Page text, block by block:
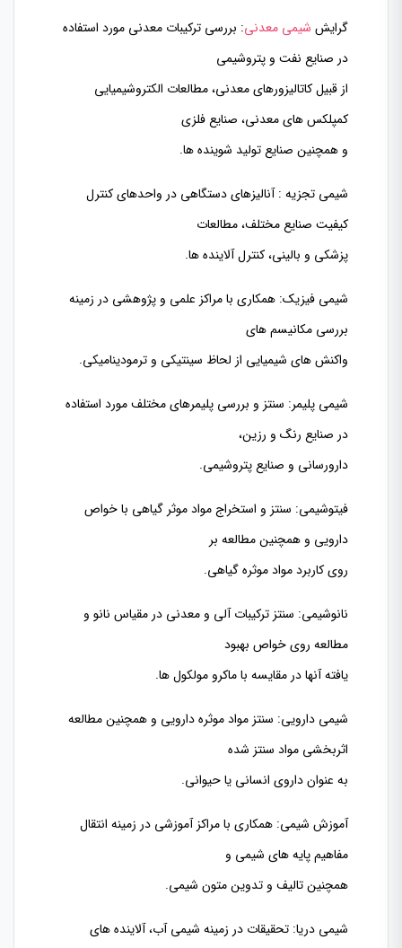
گرایش شیمی معدنی: بررسی ترکیبات معدنی مورد استفاده
در صنایع نفت و پتروشیمی
از قبیل کاتالیزورهای معدنی، مطالعات الکتروشیمیایی
کمپلکس های معدنی، صنایع فلزی
و همچنین صنایع تولید شوینده ها.
شیمی تجزیه : آنالیزهای دستگاهی در واحدهای کنترل
کیفیت صنایع مختلف، مطالعات
پزشکی و بالینی، کنترل آلاینده ها.
شیمی فیزیک: همکاری با مراکز علمی و پژوهشی در زمینه
بررسی مکانیسم های
واکنش های شیمیایی از لحاظ سینتیکی و ترمودینامیکی.
شیمی پلیمر: سنتز و بررسی پلیمرهای مختلف مورد استفاده
در صنایع رنگ و رزین،
دارورسانی و صنایع پتروشیمی.
فیتوشیمی: سنتز و استخراج مواد موثر گیاهی با خواص
دارویی و همچنین مطالعه بر
روی کاربرد مواد موثره گیاهی.
نانوشیمی: سنتز ترکیبات آلی و معدنی در مقیاس نانو و
مطالعه روی خواص بهبود
یافته آنها در مقایسه با ماکرو مولکول ها.
شیمی دارویی: سنتز مواد موثره دارویی و همچنین مطالعه
اثربخشی مواد سنتز شده
به عنوان داروی انسانی یا حیوانی.
آموزش شیمی: همکاری با مراکز آموزشی در زمینه انتقال
مفاهیم پایه های شیمی و
همچنین تالیف و تدوین متون شیمی.
شیمی دریا: تحقیقات در زمینه شیمی آب، آلاینده های